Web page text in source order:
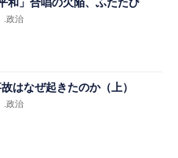
.政治
はなぜ起きたのか（上）
.政治